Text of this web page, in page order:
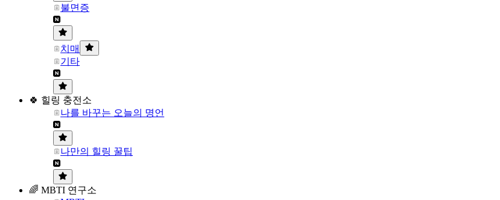
불면증
치매
기타
🍀 힐링 충전소
나를 바꾸는 오늘의 명언
나만의 힐링 꿀팁
🌈 MBTI 연구소